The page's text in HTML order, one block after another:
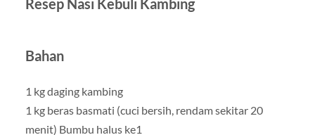
Resep Nasi Kebuli Kambing
Bahan
1 kg daging kambing
1 kg beras basmati (cuci bersih, rendam sekitar 20
menit) Bumbu halus ke1